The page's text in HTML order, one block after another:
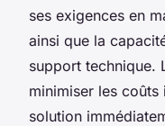
ses exigences en
ainsi que la
support technique.
minimiser les
solution